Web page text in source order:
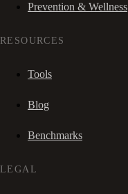
Prevention & Wellness
RESOURCES
Tools
Blog
Benchmarks
LEGAL